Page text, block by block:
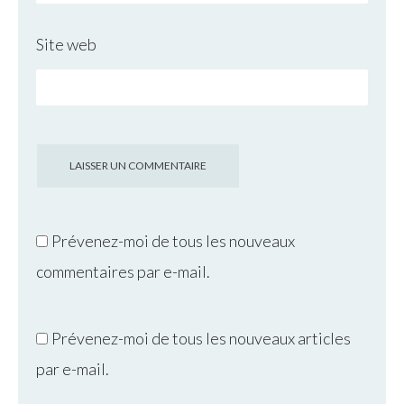
Site web
Prévenez-moi de tous les nouveaux
commentaires par e-mail.
Prévenez-moi de tous les nouveaux articles
par e-mail.